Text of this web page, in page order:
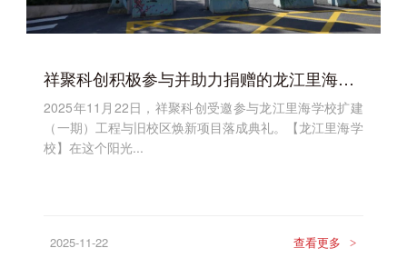
祥聚科创积极参与并助力捐赠的龙江里海学校扩建（一期）工程与旧校区焕新项目落成典礼圆满举行
2025年11月22日，祥聚科创受邀参与龙江里海学校扩建
（一期）工程与旧校区焕新项目落成典礼。【龙江里海学
校】在这个阳光...
2025-11-22 查看更多 >